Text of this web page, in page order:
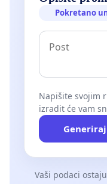
Pokretano
Napišite svojim
izradit će vam
Vaši podaci